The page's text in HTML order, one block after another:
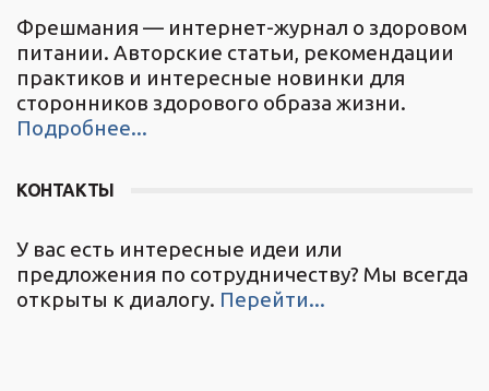
Фрешмания — интернет-журнал о здоровом
питании. Авторские статьи, рекомендации
практиков и интересные новинки для
сторонников здорового образа жизни.
Подробнее...
КОНТАКТЫ
У вас есть интересные идеи или
предложения по сотрудничеству? Мы всегда
открыты к диалогу. Перейти...